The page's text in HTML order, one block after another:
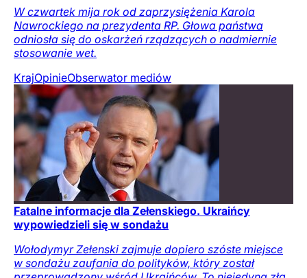
W czwartek mija rok od zaprzysiężenia Karola
Nawrockiego na prezydenta RP. Głowa państwa
odniosła się do oskarżeń rządzących o nadmiernie
stosowanie wet.
KrajOpinieObserwator mediów
Fatalne informacje dla Zełenskiego. Ukraińcy
wypowiedzieli się w sondażu
Wołodymyr Zełenski zajmuje dopiero szóste miejsce
w sondażu zaufania do polityków, który został